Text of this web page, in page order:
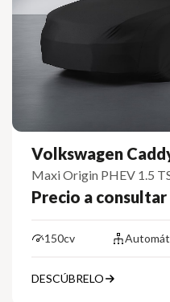
Volkswagen
Maxi Origin PHEV 1.5
Precio a consultar
150cv
DESCÚBRELO